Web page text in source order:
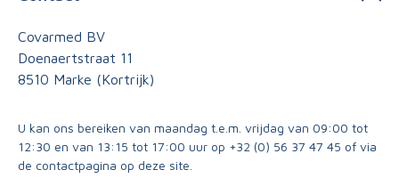
Covarmed BV
Doenaertstraat 11
8510 Marke (Kortrijk)
U kan ons bereiken van maandag t.e.m. vrijdag van 09:00 tot
12:30 en van 13:15 tot 17:00 uur op +32 (0) 56 37 47 45 of via
de contactpagina op deze site.